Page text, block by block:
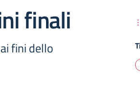
finali
fini dello